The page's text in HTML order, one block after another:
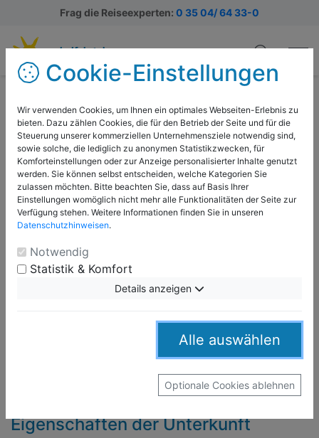
Frag die Reiseexperten: 0 35 04/ 64 33-0
Dieses moderne Hostel überzeugt durch seine
hervorragende Lage im Herzen von Dublin, nur wenige
Gehminuten von bekannten Sehenswürdigkeiten wie
dem Temple Bar Viertel, dem Trinity College und der
O’Connell Street entfernt. Die Unterbringung erfolgt in
modernen eingerichteten Einzel- , Doppel, &
Mehrbettzimmern mit eigenen Du/Wc Einzel- oder
Stunden-Rezeption, kostenfreies WLAN sowie
Gemeinschaftsbereiche, die sich gut für Gruppen
finden Sie bei uns unter
Programme und Preise anzeigen
Eigenschaften der Unterkunft
Cookie-Einstellungen
Wir verwenden Cookies, um Ihnen ein optimales Webseiten-Erlebnis zu
bieten. Dazu zählen Cookies, die für den Betrieb der Seite und für die
Steuerung unserer kommerziellen Unternehmensziele notwendig sind,
sowie solche, die lediglich zu anonymen Statistikzwecken, für
Komforteinstellungen oder zur Anzeige personalisierter Inhalte genutzt
werden. Sie können selbst entscheiden, welche Kategorien Sie
zulassen möchten. Bitte beachten Sie, dass auf Basis Ihrer
Einstellungen womöglich nicht mehr alle Funktionalitäten der Seite zur
Verfügung stehen. Weitere Informationen finden Sie in unseren
Datenschutzhinweisen.
Notwendig
Statistik & Komfort
Details anzeigen
Alle auswählen
Optionale Cookies ablehnen